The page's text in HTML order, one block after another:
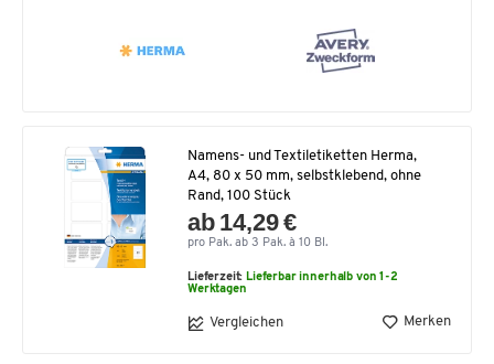
Namens- und Textiletiketten Herma,
A4, 80 x 50 mm, selbstklebend, ohne
Rand, 100 Stück
ab 14,29 €
pro Pak. ab 3 Pak. à 10 Bl.
Lieferzeit: Lieferbar innerhalb von 1-2
Werktagen
Vergleichen Merken